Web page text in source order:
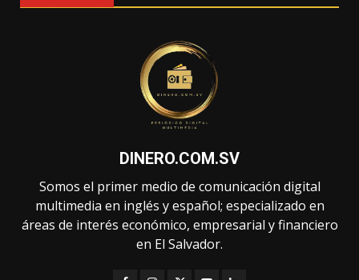
DINERO.COM.SV
Somos el primer medio de comunicación digital
multimedia en inglés y español; especializado en
áreas de interés económico, empresarial y financiero
en El Salvador.